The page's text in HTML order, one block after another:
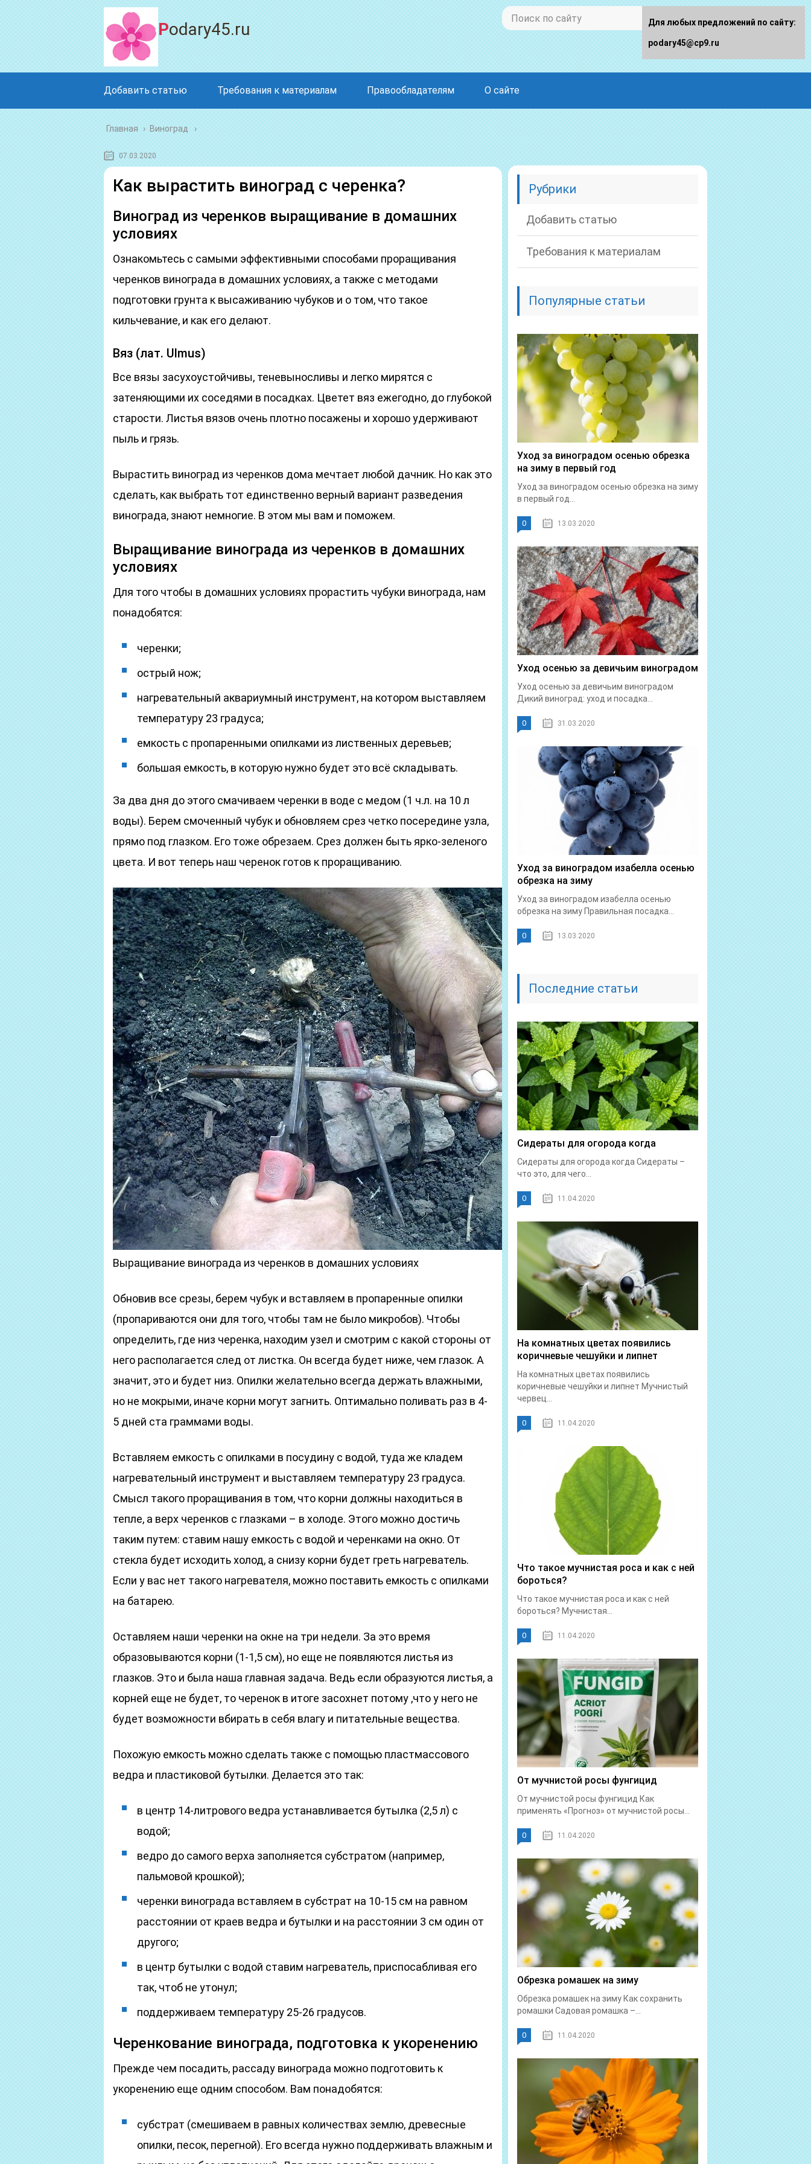
Podary45.ru
Добавить статью Требования к материалам Правообладателям О сайте
Главная › Виноград
07.03.2020
Как вырастить виноград с черенка?
Виноград из черенков выращивание в домашних
условиях
Ознакомьтесь с самыми эффективными способами проращивания
черенков винограда в домашних условиях, а также с методами
подготовки грунта к высаживанию чубуков и о том, что такое
кильчевание, и как его делают.
Вяз (лат. Ulmus)
Все вязы засухоустойчивы, теневыносливы и легко мирятся с
затеняющими их соседями в посадках. Цветет вяз ежегодно, до глубокой
старости. Листья вязов очень плотно посажены и хорошо удерживают
пыль и грязь.
Вырастить виноград из черенков дома мечтает любой дачник. Но как это
сделать, как выбрать тот единственно верный вариант разведения
винограда, знают немногие. В этом мы вам и поможем.
Выращивание винограда из черенков в домашних
условиях
Для того чтобы в домашних условиях прорастить чубуки винограда, нам
понадобятся:
черенки;
острый нож;
нагревательный аквариумный инструмент, на котором выставляем
температуру 23 градуса;
емкость с пропаренными опилками из лиственных деревьев;
большая емкость, в которую нужно будет это всё складывать.
За два дня до этого смачиваем черенки в воде с медом (1 ч.л. на 10 л
воды). Берем смоченный чубук и обновляем срез четко посередине узла,
прямо под глазком. Его тоже обрезаем. Срез должен быть ярко-зеленого
цвета. И вот теперь наш черенок готов к проращиванию.
Выращивание винограда из черенков в домашних условиях
Обновив все срезы, берем чубук и вставляем в пропаренные опилки
(пропариваются они для того, чтобы там не было микробов). Чтобы
определить, где низ черенка, находим узел и смотрим с какой стороны от
него располагается след от листка. Он всегда будет ниже, чем глазок. А
значит, это и будет низ. Опилки желательно всегда держать влажными,
но не мокрыми, иначе корни могут загнить. Оптимально поливать раз в 4-
5 дней ста граммами воды.
Вставляем емкость с опилками в посудину с водой, туда же кладем
нагревательный инструмент и выставляем температуру 23 градуса.
Смысл такого проращивания в том, что корни должны находиться в
тепле, а верх черенков с глазками – в холоде. Этого можно достичь
таким путем: ставим нашу емкость с водой и черенками на окно. От
стекла будет исходить холод, а снизу корни будет греть нагреватель.
Если у вас нет такого нагревателя, можно поставить емкость с опилками
на батарею.
Оставляем наши черенки на окне на три недели. За это время
образовываются корни (1-1,5 см), но еще не появляются листья из
глазков. Это и была наша главная задача. Ведь если образуются листья, а
корней еще не будет, то черенок в итоге засохнет потому ,что у него не
будет возможности вбирать в себя влагу и питательные вещества.
Похожую емкость можно сделать также с помощью пластмассового
ведра и пластиковой бутылки. Делается это так:
в центр 14-литрового ведра устанавливается бутылка (2,5 л) с
водой;
ведро до самого верха заполняется субстратом (например,
пальмовой крошкой);
черенки винограда вставляем в субстрат на 10-15 см на равном
расстоянии от краев ведра и бутылки и на расстоянии 3 см один от
другого;
в центр бутылки с водой ставим нагреватель, приспосабливая его
так, чтоб не утонул;
поддерживаем температуру 25-26 градусов.
Черенкование винограда, подготовка к укоренению
Прежде чем посадить, рассаду винограда можно подготовить к
укоренению еще одним способом. Вам понадобятся:
субстрат (смешиваем в равных количествах землю, древесные
опилки, песок, перегной). Его всегда нужно поддерживать влажным и
Рубрики
Добавить статью
Требования к материалам
Популярные статьи
Уход за виноградом осенью обрезка
на зиму в первый год
Уход за виноградом осенью обрезка на зиму
в первый год...
0 13.03.2020
Уход осенью за девичьим виноградом
Уход осенью за девичьим виноградом
Дикий виноград: уход и посадка...
0 31.03.2020
Уход за виноградом изабелла осенью
обрезка на зиму
Уход за виноградом изабелла осенью
обрезка на зиму Правильная посадка...
0 13.03.2020
Последние статьи
Сидераты для огорода когда
Сидераты для огорода когда Сидераты –
что это, для чего...
0 11.04.2020
На комнатных цветах появились
коричневые чешуйки и липнет
На комнатных цветах появились
коричневые чешуйки и липнет Мучнистый
червец...
0 11.04.2020
Что такое мучнистая роса и как с ней
бороться?
Что такое мучнистая роса и как с ней
бороться? Мучнистая...
0 11.04.2020
От мучнистой росы фунгицид
От мучнистой росы фунгицид Как
применять «Прогноз» от мучнистой росы...
0 11.04.2020
Обрезка ромашек на зиму
Обрезка ромашек на зиму Как сохранить
ромашки Садовая ромашка –...
0 11.04.2020
Для любых предложений по сайту:
podary45@cp9.ru